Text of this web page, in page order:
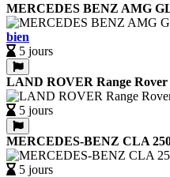
MERCEDES BENZ AMG
bien
5 jours
LAND ROVER Range Rover
5 jours
MERCEDES-BENZ CLA
5 jours